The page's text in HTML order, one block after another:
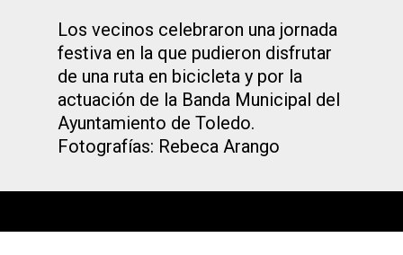
Los vecinos celebraron una jornada
festiva en la que pudieron disfrutar
de una ruta en bicicleta y por la
actuación de la Banda Municipal del
Ayuntamiento de Toledo.
Fotografías: Rebeca Arango